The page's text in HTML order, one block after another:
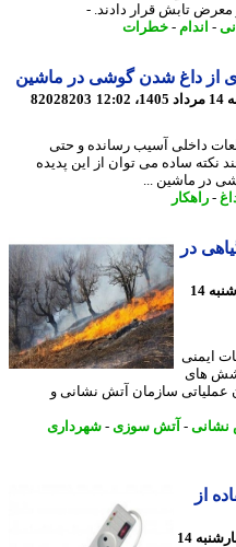
تابش قرار دادند. -
اندام -خطرات
داغ شدن گوشی در ماشین
82028203
آسیب رسانده و حتی
ساده می توان از این پدیده
ماشین ...
راهکار
در
4 روز پیش - چهارشنبه 14
سازمان آتش نشانی و
-آتش سوزی- شهرداری
4 روز پیش - چهارشنبه 14